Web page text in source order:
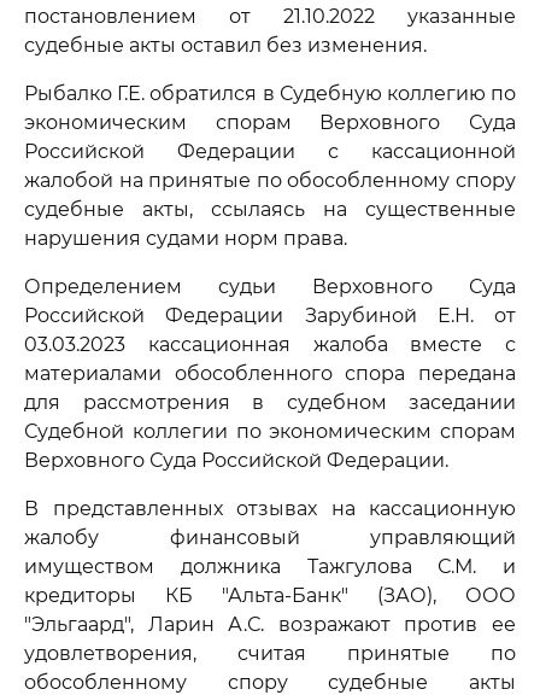
постановлением от 21.10.2022 указанные
судебные акты оставил без изменения.
Рыбалко Г.Е. обратился в Судебную коллегию по
экономическим спорам Верховного Суда
Российской Федерации с кассационной
жалобой на принятые по обособленному спору
судебные акты, ссылаясь на существенные
нарушения судами норм права.
Определением судьи Верховного Суда
Российской Федерации Зарубиной Е.Н. от
03.03.2023 кассационная жалоба вместе с
материалами обособленного спора передана
для рассмотрения в судебном заседании
Судебной коллегии по экономическим спорам
Верховного Суда Российской Федерации.
В представленных отзывах на кассационную
жалобу финансовый управляющий
имуществом должника Тажгулова С.М. и
кредиторы КБ "Альта-Банк" (ЗАО), ООО
"Эльгаард", Ларин А.С. возражают против ее
удовлетворения, считая принятые по
обособленному спору судебные акты